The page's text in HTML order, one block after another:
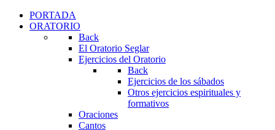
PORTADA
ORATORIO
Back
El Oratorio Seglar
Ejercicios del Oratorio
Back
Ejercicios de los sábados
Otros ejercicios espirituales y
formativos
Oraciones
Cantos